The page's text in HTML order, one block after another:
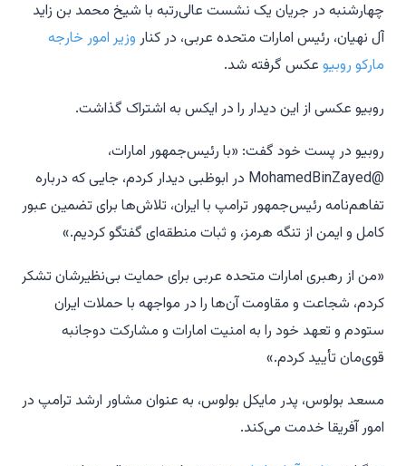
چهارشنبه در جریان یک نشست عالی‌رتبه با شیخ محمد بن زاید
آل نهیان، رئیس امارات متحده عربی، در کنار وزیر امور خارجه
مارکو روبیو عکس گرفته شد.
روبیو عکسی از این دیدار را در ایکس به اشتراک گذاشت.
روبیو در پست خود گفت: «با رئیس‌جمهور امارات،
@MohamedBinZayed در ابوظبی دیدار کردم، جایی که درباره
تفاهم‌نامه رئیس‌جمهور ترامپ با ایران، تلاش‌ها برای تضمین عبور
کامل و ایمن از تنگه هرمز، و ثبات منطقه‌ای گفتگو کردیم.»
«من از رهبری امارات متحده عربی برای حمایت بی‌نظیرشان تشکر
کردم، شجاعت و مقاومت آن‌ها را در مواجهه با حملات ایران
ستودم و تعهد خود را به امنیت امارات و مشارکت دوجانبه
قوی‌مان تأیید کردم.»
مسعد بولوس، پدر مایکل بولوس، به عنوان مشاور ارشد ترامپ در
امور آفریقا خدمت می‌کند.